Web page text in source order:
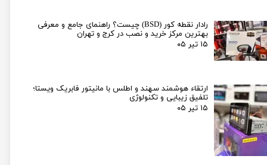
رادار نقطه کور (BSD) چیست؟ راهنمای جامع و معرفی
بهترین مرکز خرید و نصب در کرج و تهران
۱۵ تیر ۰۵
ارتقاء هوشمند سهند و اطلس با مانیتور فابریک ویستا؛
تلفیق زیبایی و تکنولوژی
۱۵ تیر ۰۵